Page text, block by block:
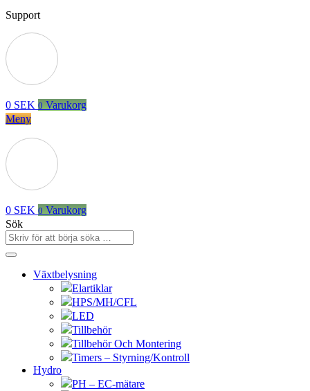
Support
0 SEK 0 Varukorg
Meny
0 SEK 0 Varukorg
Sök
Växtbelysning
Elartiklar
HPS/MH/CFL
LED
Tillbehör
Tillbehör Och Montering
Timers – Styrning/Kontroll
Hydro
PH – EC-mätare